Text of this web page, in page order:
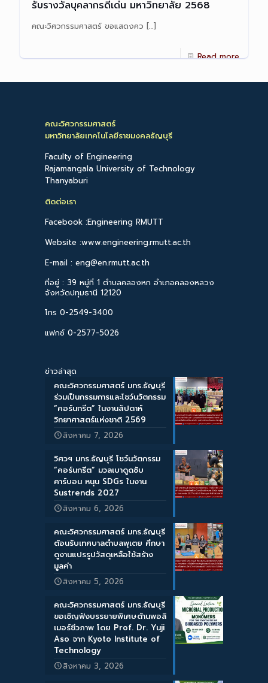
รับรางวัลบุคลากรดีเด่น มหาวิทยาลัย 2568
คณะวิศวกรรมศาสตร์ ขอแสดงคว […]
Read more
คณะวิศวกรรมศาสตร์
มหาวิทยาลัยเทคโนโลยีราชมงคลธัญบุรี
Faculty of Engineering
Rajamangala University of Technology
Thanyaburi
ติดต่อเรา
Facebook :Engineering RMUTT
Website :www.engineering.rmutt.ac.th
E-mail : eng@en.rmutt.ac.th
ที่อยู่ : 39 หมู่ที่ 1 ตำบลคลองหก อำเภอคลองหลวง
จังหวัดปทุมธานี 12120
โทร 0-2549-3400
แฟกซ์ 0-2577-5026
ข่าวล่าสุด
คณะวิศวกรรมศาสตร์ มทร.ธัญบุรี
ร่วมเป็นกรรมการและโชว์นวัตกรรม
“คอร์นกรีต” ในงานสัปดาห์
วิทยาศาสตร์แห่งชาติ 2569
สิงหาคม 7, 2026
วิศวฯ มทร.ธัญบุรี โชว์นวัตกรรม
“คอร์นกรีต” มวลเบาดูดซับ
คาร์บอน หนุน SDGs ในงาน
Sustrends 2027
สิงหาคม 6, 2026
คณะวิศวกรรมศาสตร์ มทร.ธัญบุรี
ต้อนรับเทศบาลตำบลพุเตย ศึกษา
ดูงานแปรรูปวัสดุเหลือใช้สร้าง
มูลค่า
สิงหาคม 5, 2026
คณะวิศวกรรมศาสตร์ มทร.ธัญบุรี
ขอเชิญฟังบรรยายพิเศษด้านพอลิ
เมอร์ชีวภาพ โดย Prof. Dr. Yuji
Aso จาก Kyoto Institute of
Technology
สิงหาคม 3, 2026